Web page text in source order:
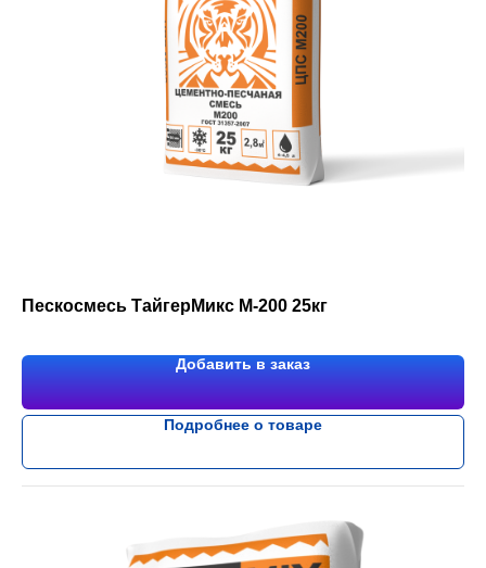
Пескосмесь ТайгерМикс М-200 25кг
Добавить в заказ
Подробнее о товаре